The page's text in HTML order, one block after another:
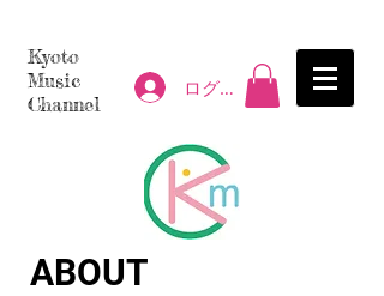
Kyoto
Music
Channel
ログイン
ABOUT